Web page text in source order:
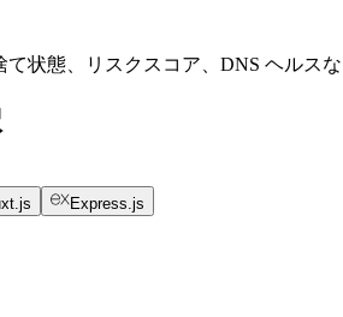
状態、リスクスコア、DNS ヘルス
Express.js